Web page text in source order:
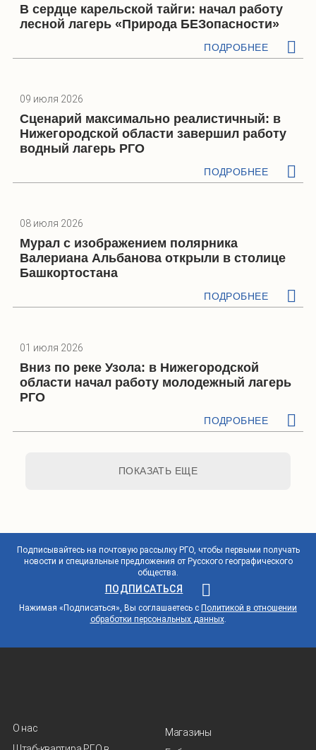
В сердце карельской тайги: начал работу
лесной лагерь «Природа БЕЗопасности»
ПОДРОБНЕЕ
09 июля 2026
Сценарий максимально реалистичный: в
Нижегородской области завершил работу
водный лагерь РГО
ПОДРОБНЕЕ
08 июля 2026
Мурал с изображением полярника
Валериана Альбанова открыли в столице
Башкортостана
ПОДРОБНЕЕ
01 июля 2026
Вниз по реке Узола: в Нижегородской
области начал работу молодежный лагерь
РГО
ПОДРОБНЕЕ
ПОКАЗАТЬ ЕЩЕ
Подписывайтесь на почтовую рассылку РГО, чтобы первыми получать
новости и специальные предложения от Русского географического
общества.
ПОДПИСАТЬСЯ
Нажимая «Подписаться», Вы соглашаетесь с Политикой в отношении
обработки персональных данных.
О нас
Магазины